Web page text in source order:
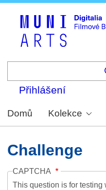
Přihlášení
Domů Kolekce
Challenge
CAPTCHA
This question is for testing